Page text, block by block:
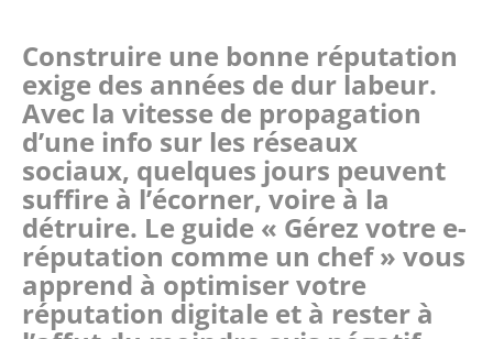
Construire une bonne réputation
exige des années de dur labeur.
Avec la vitesse de propagation
d’une info sur les réseaux
sociaux, quelques jours peuvent
suffire à l’écorner, voire à la
détruire. Le guide « Gérez votre e-
réputation comme un chef » vous
apprend à optimiser votre
réputation digitale et à rester à